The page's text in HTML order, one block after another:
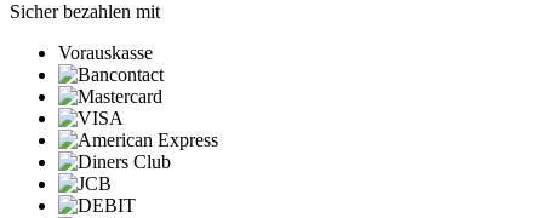
Sicher bezahlen mit
Vorauskasse